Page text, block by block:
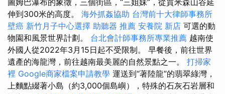
圖姆巴瀑布的象徵，三個街區，“三姐妹”，從賈米森山谷延
伸到300米的高度。 海外抓姦協助 台灣前十大律師事務所
壁癌 新竹月子中心選擇 助聽器 推薦 安養院 新店 可選的動
物園和風景世界計劃。 台北會計師事務所專業推薦 越南使
外國人從2022年3月15日起不受限制。 早餐後，前往世界
遺產的海龍灣，前往越南最美麗的自然景點之一。 打掃家
裡 Google商家檔案申請教學 運送到“著陸龍”的翡翠綠灣，
上麵點綴著小島（約3,000個島嶼），特殊的石灰石岩層和